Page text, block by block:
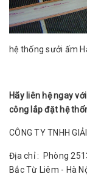
hệ thống sưởi ấm
Hãy liên hệ ngay
công lắp đặt hệ
CÔNG TY TNHH
Địa chỉ : Phòng
Bắc Từ Liêm - Hà